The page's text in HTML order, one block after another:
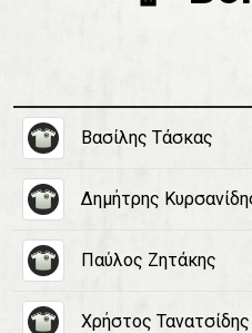
Βασίλης Τάσκας
Δημήτρης
Παύλος Ζητάκης
Χρήστος Τανατσίδης